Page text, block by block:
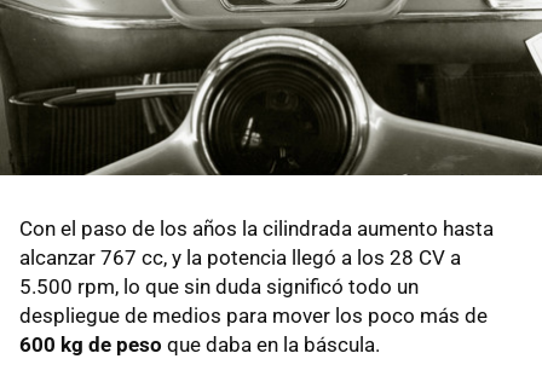
Con el paso de los años la cilindrada aumento hasta
alcanzar 767 cc, y la potencia llegó a los 28 CV a
5.500 rpm, lo que sin duda significó todo un
despliegue de medios para mover los poco más de
600 kg de peso que daba en la báscula.